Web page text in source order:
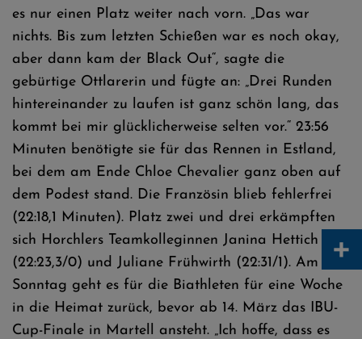
es nur einen Platz weiter nach vorn. „Das war
nichts. Bis zum letzten Schießen war es noch okay,
aber dann kam der Black Out“, sagte die
gebürtige Ottlarerin und fügte an: „Drei Runden
hintereinander zu laufen ist ganz schön lang, das
kommt bei mir glücklicherweise selten vor.“ 23:56
Minuten benötigte sie für das Rennen in Estland,
bei dem am Ende Chloe Chevalier ganz oben auf
dem Podest stand. Die Französin blieb fehlerfrei
(22:18,1 Minuten). Platz zwei und drei erkämpften
sich Horchlers Teamkolleginnen Janina Hettich
(22:23,3/0) und Juliane Frühwirth (22:31/1). Am
Sonntag geht es für die Biathleten für eine Woche
in die Heimat zurück, bevor ab 14. März das IBU-
Cup-Finale in Martell ansteht. „Ich hoffe, dass es
+